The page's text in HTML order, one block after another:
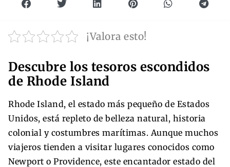
¡Valora esto!
Descubre los tesoros escondidos
de Rhode Island
Rhode Island, el estado más pequeño de Estados
Unidos, está repleto de belleza natural, historia
colonial y costumbres marítimas. Aunque muchos
viajeros tienden a visitar lugares conocidos como
Newport o Providence, este encantador estado del